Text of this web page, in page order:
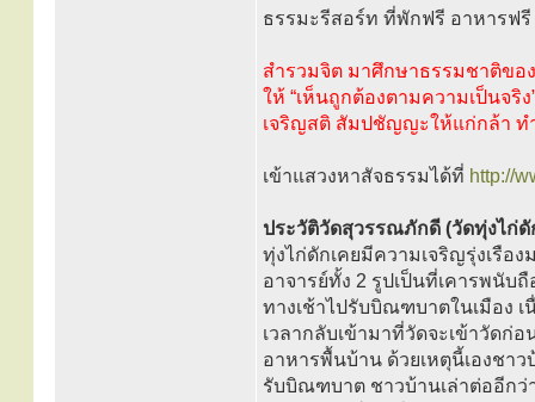
ธรรมะรีสอร์ท ที่พักฟรี อาหารฟ
สำรวมจิต มาศึกษาธรรมชาติขอ
ให้ “เห็นถูกต้องตามความเป็นจริง
เจริญสติ สัมปชัญญะให้แก่กล้า ท
เข้าแสวงหาสัจธรรมได้ที่ http://
ประวัติวัดสุวรรณภักดี (วัดทุ่งไก่ดั
ทุ่งไก่ดักเคยมีความเจริญรุ่งเรือ
อาจารย์ทั้ง 2 รูปเป็นที่เคารพนับ
ทางเช้าไปรับบิณฑบาตในเมือง
เวลากลับเข้ามาที่วัดจะเข้าวัด
อาหารพื้นบ้าน ด้วยเหตุนี้เองชา
รับบิณฑบาต ชาวบ้านเล่าต่ออีก